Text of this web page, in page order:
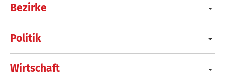
Bezirke
Politik
Wirtschaft